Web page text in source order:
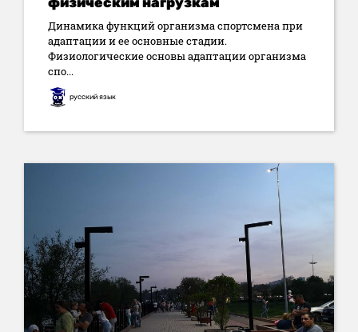
Динамика функций организма спортсмена при
адаптации и ее основные стадии.
Физиологические основы адаптации организма
спо...
русский язык